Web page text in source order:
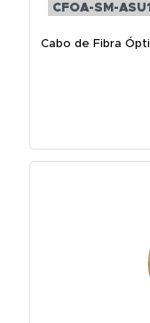
CFOA-SM-
Cabo de Fibra